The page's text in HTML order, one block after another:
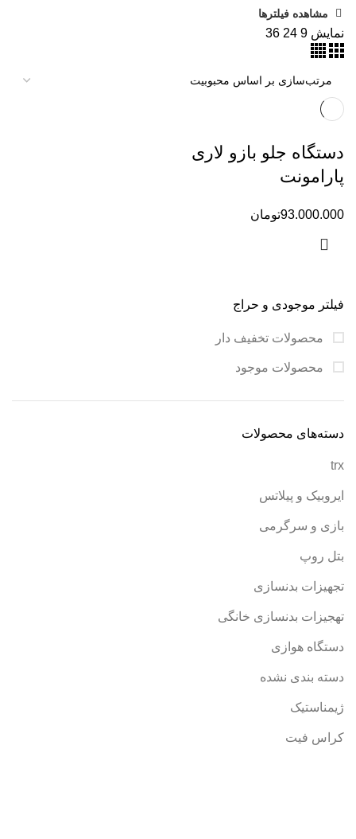
فیلتر موجودی و حراج
محصولات تخفیف دار
محصولات موجود
دسته‌های محصولات
trx
ایروبیک و پیلاتس
بازی و سرگرمی
بتل روپ
تجهیزات بدنسازی
تهجیزات بدنسازی خانگی
دستگاه هوازی
دسته بندی نشده
ژیمناستیک
کراس فیت
مشاهده فیلترها
نمایش 9
24
36
دستگاه جلو بازو لاری
پارامونت
تومان93.000.000